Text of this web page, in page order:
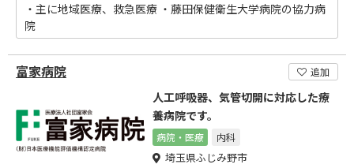
・主に地域医療、救急医療 ・藤田保健衛生大学病院の協力病
院
富家病院 追加
人工呼吸器、気管切開に対応した療
養病院です。
病院・医療 内科
埼玉県ふじみ野市